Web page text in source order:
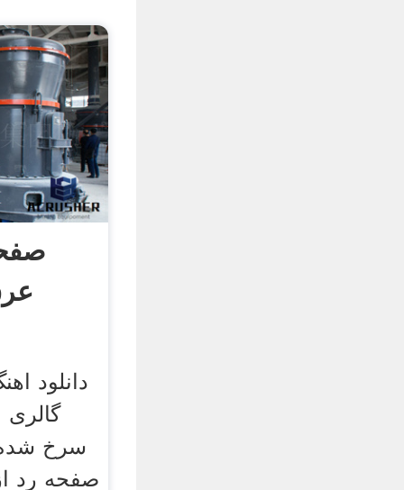
دانلود
سرخ شده
صفحه رد